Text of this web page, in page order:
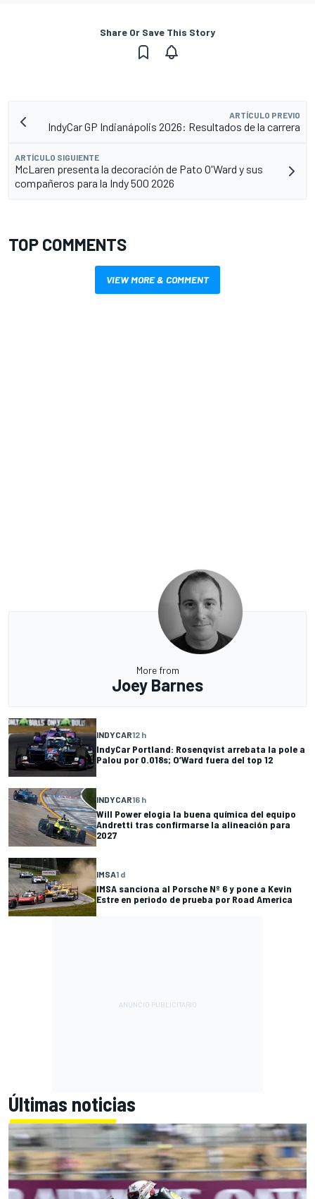
Share Or Save This Story
ARTÍCULO PREVIO
IndyCar GP Indianápolis 2026: Resultados de la carrera
ARTÍCULO SIGUIENTE
McLaren presenta la decoración de Pato O'Ward y sus
compañeros para la Indy 500 2026
TOP COMMENTS
VIEW MORE & COMMENT
More from
Joey Barnes
INDYCAR12 h
IndyCar Portland: Rosenqvist arrebata la pole a
Palou por 0.018s; O’Ward fuera del top 12
INDYCAR16 h
Will Power elogia la buena química del equipo
Andretti tras confirmarse la alineación para
2027
IMSA1 d
IMSA sanciona al Porsche Nº 6 y pone a Kevin
Estre en periodo de prueba por Road America
Últimas noticias